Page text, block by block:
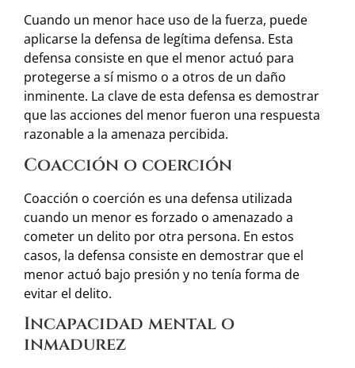
Cuando un menor hace uso de la fuerza, puede
aplicarse la defensa de legítima defensa. Esta
defensa consiste en que el menor actuó para
protegerse a sí mismo o a otros de un daño
inminente. La clave de esta defensa es demostrar
que las acciones del menor fueron una respuesta
razonable a la amenaza percibida.
Coacción o coerción
Coacción o coerción es una defensa utilizada
cuando un menor es forzado o amenazado a
cometer un delito por otra persona. En estos
casos, la defensa consiste en demostrar que el
menor actuó bajo presión y no tenía forma de
evitar el delito.
Incapacidad mental o
inmadurez